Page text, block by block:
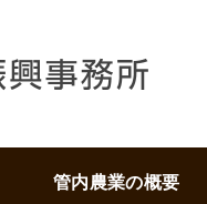
管内農業の概要